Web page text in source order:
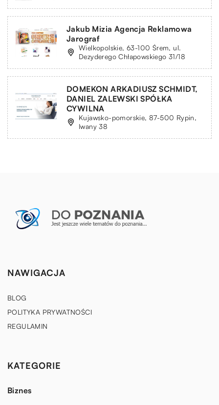
Jakub Mizia Agencja Reklamowa
Jarograf
Wielkopolskie, 63-100 Śrem, ul.
Dezyderego Chłapowskiego 31/18
DOMEKON ARKADIUSZ SCHMIDT,
DANIEL ZALEWSKI SPÓŁKA
CYWILNA
Kujawsko-pomorskie, 87-500 Rypin,
Iwany 38
NAWIGACJA
BLOG
POLITYKA PRYWATNOŚCI
REGULAMIN
KATEGORIE
Biznes